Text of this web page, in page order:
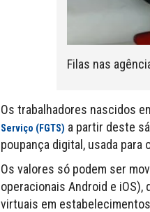
Filas nas
Os trabalhadores nascidos
Serviço (FGTS) a partir deste
poupança digital, usada
Os valores só podem ser
operacionais Android e
virtuais em